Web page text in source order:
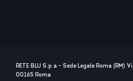
RETE BLU S.p.a - Sede Legale Roma (RM)
00165 Roma